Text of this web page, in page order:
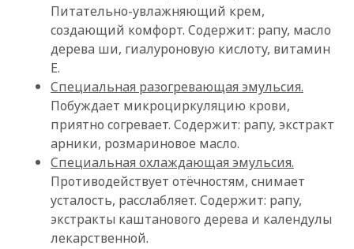
Питательно-увлажняющий крем,
создающий комфорт. Содержит: рапу, масло
дерева ши, гиалуроновую кислоту, витамин
Е.
Специальная разогревающая эмульсия.
Побуждает микроциркуляцию крови,
приятно согревает. Содержит: рапу, экстракт
арники, розмариновое масло.
Специальная охлаждающая эмульсия.
Противодействует отёчностям, снимает
усталость, расслабляет. Содержит: рапу,
экстракты каштанового дерева и календулы
лекарственной.